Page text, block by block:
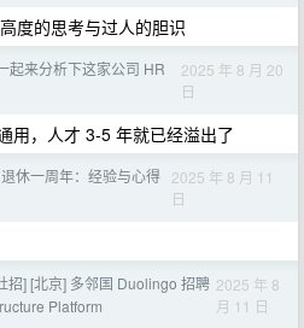
度的思考与过人的胆识
起来分析下这家公司 HR
2025 年 8 月 20
日
用，人才 3-5 年就已经溢出了
休一周年：经验与心得 2025 年 8 月 11
日
招] [北京] 多邻国 Duolingo 招聘
Platform
2025 年 8
月 11 日